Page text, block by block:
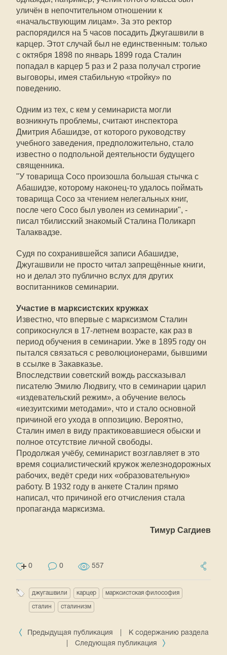
уличён в непочтительном отношении к
«начальствующим лицам». За это ректор
распорядился на 5 часов посадить Джугашвили в
карцер. Этот случай был не единственным: только
с октября 1898 по январь 1899 года Сталин
попадал в карцер 5 раз и 2 раза получал строгие
выговоры, имея стабильную «тройку» по
поведению.
Одним из тех, с кем у семинариста могли
возникнуть проблемы, считают инспектора
Дмитрия Абашидзе, от которого руководству
учебного заведения, предположительно, стало
известно о подпольной деятельности будущего
священника.
"У товарища Сосо произошла большая стычка с
Абашидзе, которому наконец-то удалось поймать
товарища Сосо за чтением нелегальных книг,
после чего Сосо был уволен из семинарии", -
писал тбилисский знакомый Сталина Поликарп
Талаквадзе.
Судя по сохранившейся записи Абашидзе,
Джугашвили не просто читал запрещённые книги,
но и делал это публично вслух для других
воспитанников семинарии.
Участие в марксистских кружках
Известно, что впервые с марксизмом Сталин
соприкоснулся в 17-летнем возрасте, как раз в
период обучения в семинарии. Уже в 1895 году он
пытался связаться с революционерами, бывшими
в ссылке в Закавказье.
Впоследствии советский вождь рассказывал
писателю Эмилю Людвигу, что в семинарии царил
«издевательский режим», а обучение велось
«иезуитскими методами», что и стало основной
причиной его ухода в оппозицию. Вероятно,
Сталин имел в виду практиковавшиеся обыски и
полное отсутствие личной свободы.
Продолжая учёбу, семинарист возглавляет в это
время социалистический кружок железнодорожных
рабочих, ведёт среди них «образовательную»
работу. В 1932 году в анкете Сталин прямо
написал, что причиной его отчисления стала
пропаганда марксизма.
Тимур Сагдиев
0 0 557
джугашвили карцер марксистская философия
сталин сталинизм
Предыдущая публикация
К содержанию раздела
Следующая публикация